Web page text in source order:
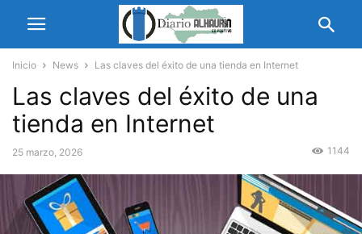
Inicio News Las claves del éxito de una tienda en Internet
Las claves del éxito de una
tienda en Internet
25 marzo, 2026 1144